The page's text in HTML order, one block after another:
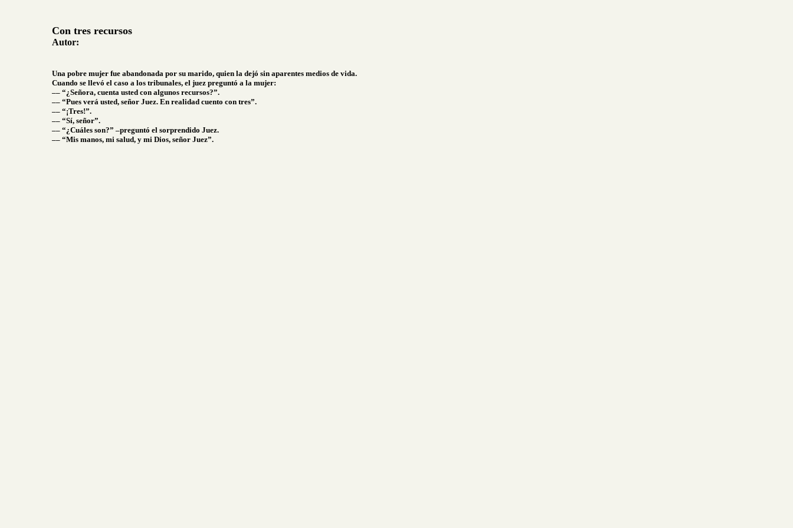
Con tres recursos
Autor:
Una pobre mujer fue abandonada por su marido, quien la dejó sin aparentes medios de vida.
Cuando se llevó el caso a los tribunales, el juez preguntó a la mujer:
–– “¿Señora, cuenta usted con algunos recursos?”.
–– “Pues verá usted, señor Juez. En realidad cuento con tres”.
–– “¡Tres!”.
–– “Sí, señor”.
–– “¿Cuáles son?” –preguntó el sorprendido Juez.
–– “Mis manos, mi salud, y mi Dios, señor Juez”.